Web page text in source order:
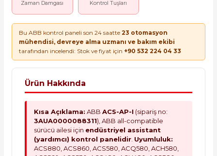
Zaman Damgası Kontrol Tuşları
Bu ABB kontrol paneli son 24 saatte 23 otomasyon
mühendisi, devreye alma uzmanı ve bakım ekibi
tarafından incelendi: Stok ve fiyat için +90 532 224 04 33
Ürün Hakkında
Kısa Açıklama: ABB ACS-AP-I (sipariş no:
3AUA0000088311), ABB all-compatible
sürücü ailesi için endüstriyel assistant
(yardımcı) kontrol panelidir. Uyumluluk:
ACS880, ACS860, ACS580, ACQ580, ACH580,